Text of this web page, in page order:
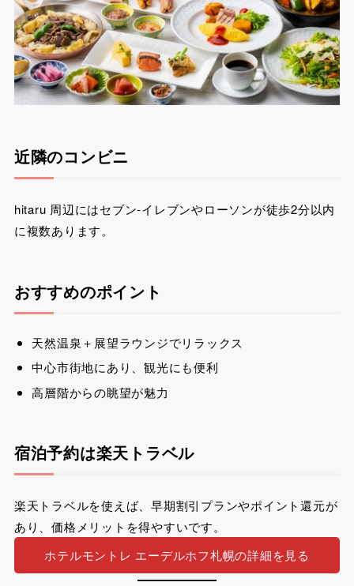
近隣のコンビニ
hitaru 周辺にはセブン-イレブンやローソンが徒歩2分以内
に複数あります。
おすすめのポイント
天然温泉＋展望ラウンジでリラックス
中心市街地にあり、観光にも便利
高層階からの眺望が魅力
宿泊予約は楽天トラベル
楽天トラベルを使えば、早期割引プランやポイント還元が
あり、価格メリットを得やすいです。
ホテルモントレ エーデルホフ札幌の詳細を見る